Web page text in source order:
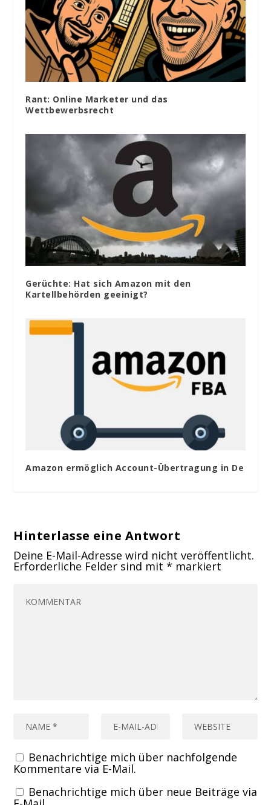
Rant: Online Marketer und das
Wettbewerbsrecht
Gerüchte: Hat sich Amazon mit den
Kartellbehörden geeinigt?
Amazon ermöglich Account-Übertragung in De
Hinterlasse eine Antwort
Deine E-Mail-Adresse wird nicht veröffentlicht.
Erforderliche Felder sind mit* markiert
Benachrichtige mich über nachfolgende
Kommentare via E-Mail.
Benachrichtige mich über neue Beiträge via